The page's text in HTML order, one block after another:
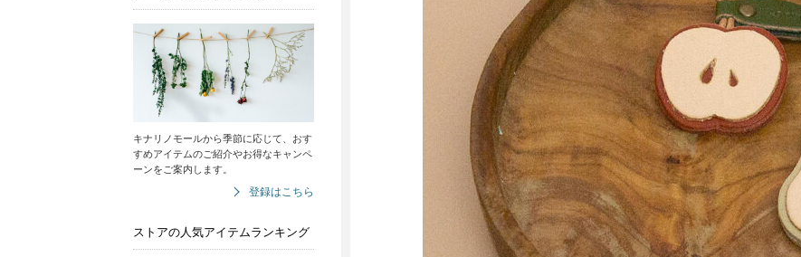
キナリノモールから季節に応じて、おす
すめアイテムのご紹介やお得なキャンペ
ーンをご案内します。
登録はこちら
ストアの人気アイテムランキング